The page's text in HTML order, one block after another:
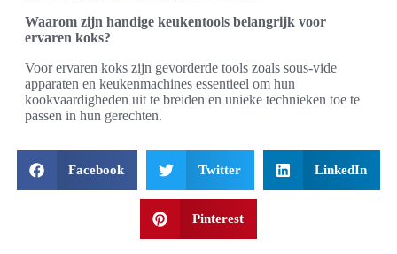
Waarom zijn handige keukentools belangrijk voor
ervaren koks?
Voor ervaren koks zijn gevorderde tools zoals sous-vide
apparaten en keukenmachines essentieel om hun
kookvaardigheden uit te breiden en unieke technieken toe te
passen in hun gerechten.
Facebook Twitter LinkedIn
Pinterest